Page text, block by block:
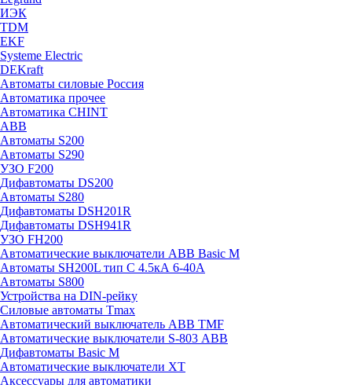
ИЭК
TDM
EKF
Systeme Electric
DEKraft
Автоматы силовые Россия
Автоматика прочее
Автоматика CHINT
ABB
Автоматы S200
Автоматы S290
УЗО F200
Дифавтоматы DS200
Автоматы S280
Дифавтоматы DSH201R
Дифавтоматы DSH941R
УЗО FH200
Автоматические выключатели ABB Basic M
Автоматы SH200L тип С 4.5кА 6-40А
Автоматы S800
Устройства на DIN-рейку
Силовые автоматы Tmax
Автоматический выключатель ABB TMF
Автоматические выключатели S-803 АВВ
Дифавтоматы Basic M
Автоматические выключатели XT
Аксессуары для автоматики